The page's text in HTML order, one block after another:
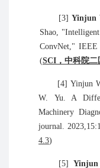
[3] Yinjun
Shao,
ConvNet," IEEE
(SCI ，中科院二
[4] Yinjun
W. Yu. A
Machinery
journal. 2023 ,15
4.3)
[5] Yinjun